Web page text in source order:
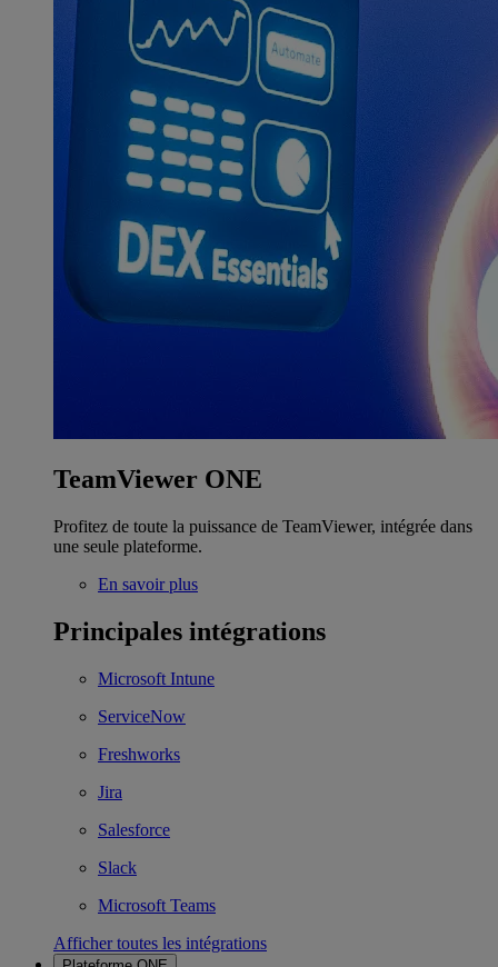
TeamViewer ONE
Profitez de toute la puissance de TeamViewer, intégrée dans
une seule plateforme.
En savoir plus
Principales intégrations
Microsoft Intune
ServiceNow
Freshworks
Jira
Salesforce
Slack
Microsoft Teams
Afficher toutes les intégrations